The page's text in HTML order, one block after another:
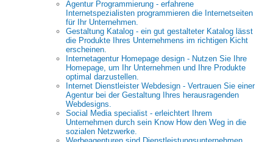
Agentur Programmierung - erfahrene
Internetspezialisten programmieren die Internetseiten
für Ihr Unternehmen.
Gestaltung Katalog - ein gut gestalteter Katalog lässt
die Produkte Ihres Unternehmens im richtigen Kicht
erscheinen.
Internetagentur Homepage design - Nutzen Sie Ihre
Homepage, um Ihr Unternehmen und Ihre Produkte
optimal darzustellen.
Internet Dienstleister Webdesign - Vertrauen Sie einer
Agentur bei der Gestaltung Ihres herausragenden
Webdesigns.
Social Media specialist - erleichtert Ihrem
Unternehmen durch sein Know How den Weg in die
sozialen Netzwerke.